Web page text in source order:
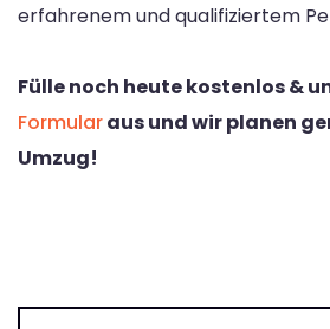
erfahrenem und qualifiziertem
Fülle noch heute kostenlos &
Formularaus und wir planen
Umzug!